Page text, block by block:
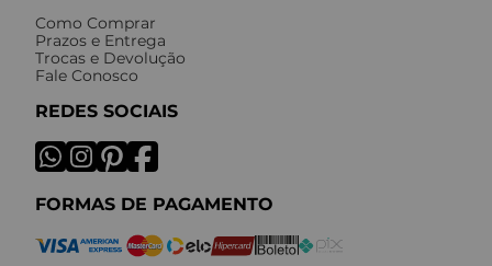
Como Comprar
Prazos e Entrega
Trocas e Devolução
Fale Conosco
REDES SOCIAIS
FORMAS DE PAGAMENTO